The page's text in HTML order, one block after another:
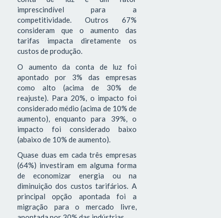
imprescindível para a
competitividade. Outros 67%
consideram que o aumento das
tarifas impacta diretamente os
custos de produção.
O aumento da conta de luz foi
apontado por 3% das empresas
como alto (acima de 30% de
reajuste). Para 20%, o impacto foi
considerado médio (acima de 10% de
aumento), enquanto para 39%, o
impacto foi considerado baixo
(abaixo de 10% de aumento).
Quase duas em cada três empresas
(64%) investiram em alguma forma
de economizar energia ou na
diminuição dos custos tarifários. A
principal opção apontada foi a
migração para o mercado livre,